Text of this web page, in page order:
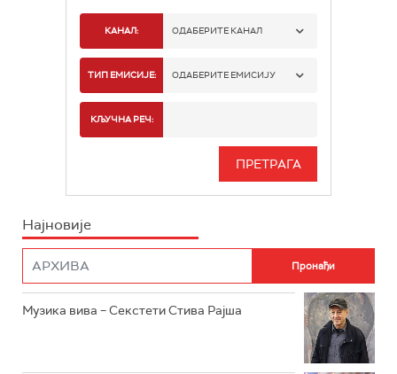
КАНАЛ: ОДАБЕРИТЕ КАНАЛ
РАДИО БЕОГРАД 1
РАДИО БЕОГРАД 3
РАДИО РОКЕНРОЛЕР
ТИП ЕМИСИЈЕ: ОДАБЕРИТЕ ЕМИСИЈУ
ИНФО
КЉУЧНА РЕЧ:
Најновије
Музика вива – Секстети Стива Рајша